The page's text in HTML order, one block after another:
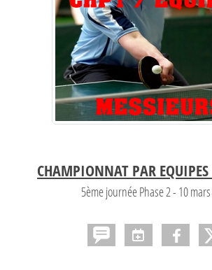
CHAMPIONNAT PAR EQUIPES
5ème journée Phase 2 - 10